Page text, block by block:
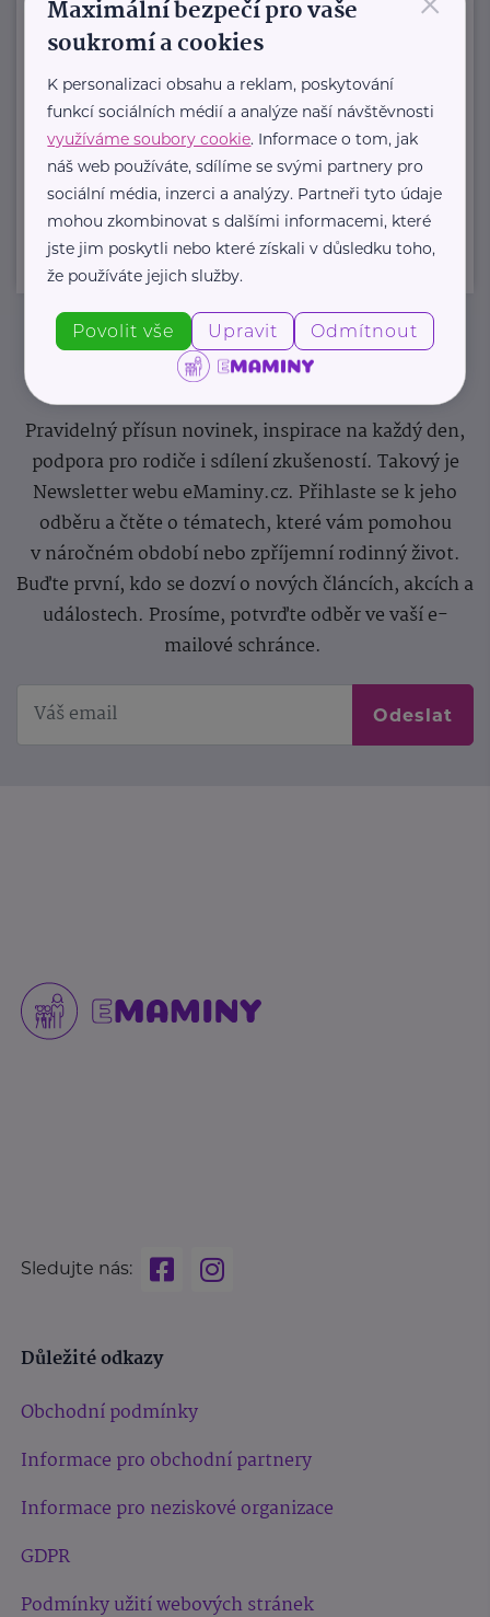
https://www.tukas.cz/
sekretariat@tukas.cz
Zobrazit přehled společností
Newsletter
Pravidelný přísun novinek, inspirace na každý den,
podpora pro rodiče i sdílení zkušeností. Takový je
Newsletter webu eMaminy.cz. Přihlaste se k jeho
odběru a čtěte o tématech, které vám pomohou
v náročném období nebo zpříjemní rodinný život.
Buďte první, kdo se dozví o nových článcích, akcích a
událostech. Prosíme, potvrďte odběr ve vaší e-
mailové schránce.
Odeslat
Sledujte nás:
Důležité odkazy
Obchodní podmínky
Informace pro obchodní partnery
Informace pro neziskové organizace
GDPR
Podmínky užití webových stránek
Maximální bezpečí pro vaše
soukromí a cookies
K personalizaci obsahu a reklam, poskytování
funkcí sociálních médií a analýze naší návštěvnosti
využíváme soubory cookie. Informace o tom, jak
náš web používáte, sdílíme se svými partnery pro
sociální média, inzerci a analýzy. Partneři tyto údaje
mohou zkombinovat s dalšími informacemi, které
jste jim poskytli nebo které získali v důsledku toho,
že používáte jejich služby.
Povolit vše Upravit Odmítnout